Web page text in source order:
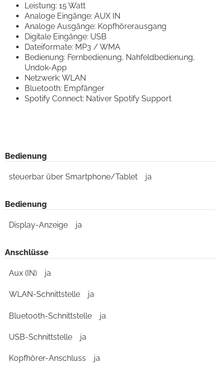
Leistung: 15 Watt
Analoge Eingänge: AUX IN
Analoge Ausgänge: Kopfhörerausgang
Digitale Eingänge: USB
Dateiformate: MP3 / WMA
Bedienung: Fernbedienung, Nahfeldbedienung,
Undok-App
Netzwerk: WLAN
Bluetooth: Empfänger
Spotify Connect: Nativer Spotify Support
Bedienung
steuerbar über Smartphone/Tablet ja
Bedienung
Display-Anzeige ja
Anschlüsse
Aux (IN) ja
WLAN-Schnittstelle ja
Bluetooth-Schnittstelle ja
USB-Schnittstelle ja
Kopfhörer-Anschluss ja